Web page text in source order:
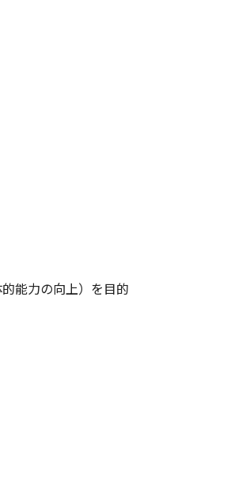
能力の向上）を目的